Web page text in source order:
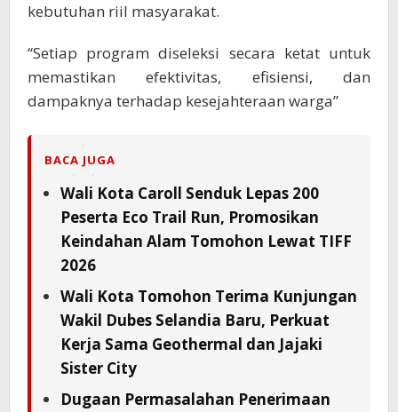
kebutuhan riil masyarakat.
“Setiap program diseleksi secara ketat untuk
memastikan efektivitas, efisiensi, dan
dampaknya terhadap kesejahteraan warga”
BACA JUGA
Wali Kota Caroll Senduk Lepas 200
Peserta Eco Trail Run, Promosikan
Keindahan Alam Tomohon Lewat TIFF
2026
Wali Kota Tomohon Terima Kunjungan
Wakil Dubes Selandia Baru, Perkuat
Kerja Sama Geothermal dan Jajaki
Sister City
Dugaan Permasalahan Penerimaan